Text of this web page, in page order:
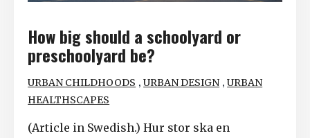
How big should a schoolyard or
preschoolyard be?
URBAN CHILDHOODS ,URBAN DESIGN ,URBAN
HEALTHSCAPES
(Article in Swedish.) Hur stor ska en